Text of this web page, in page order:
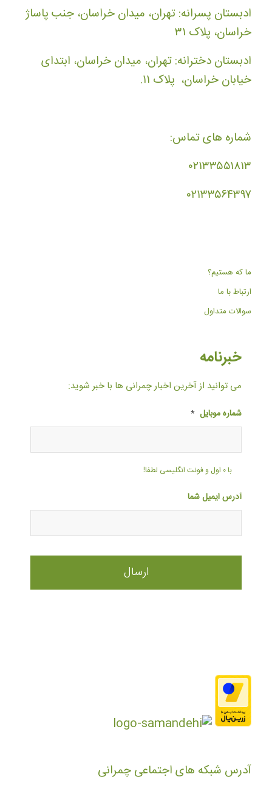
ادبستان پسرانه: تهران، میدان خراسان، جنب پاساژ
خراسان، پلاک ۳۱
ادبستان دخترانه: تهران، میدان خراسان، ابتدای
خیابان خراسان، پلاک ۱۱.
شماره های تماس:
۰۲۱۳۳۵۵۱۸۱۳
۰۲۱۳۳۵۶۴۳۹۷
ما که هستیم؟
ارتباط با ما
سوالات متداول
خبرنامه
می توانید از آخرین اخبار چمرانی ها با خبر شوید:
شماره موبایل *
با ۰ اول و فونت انگلیسی لطفا!
آدرس ایمیل شما
آدرس شبکه های اجتماعی چمرانی